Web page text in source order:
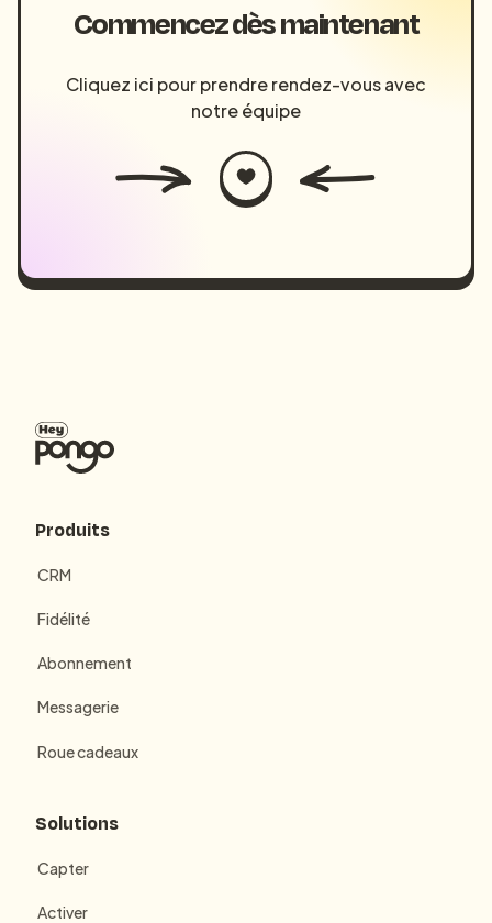
Commencez dès maintenant
Cliquez ici pour prendre rendez-vous avec
notre équipe
Produits
CRM
Fidélité
Abonnement
Messagerie
Roue cadeaux
Solutions
Capter
Activer